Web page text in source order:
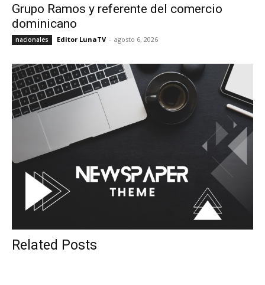
Grupo Ramos y referente del comercio
dominicano
nacionales Editor LunaTV - agosto 6, 2026
Related Posts